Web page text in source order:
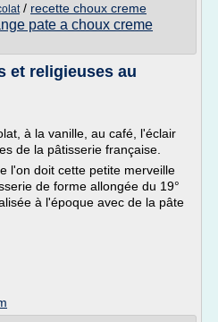
/ recette choux creme
pate a choux creme
et religieuses au
à la vanille, au café, l'éclair
de la pâtisserie française.
l'on doit cette petite merveille
de forme allongée du 19°
à l'époque avec de la pâte